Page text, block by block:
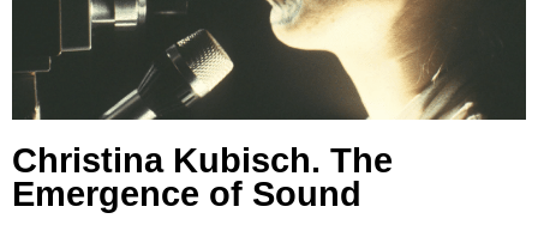
Christina Kubisch. The
Emergence of Sound